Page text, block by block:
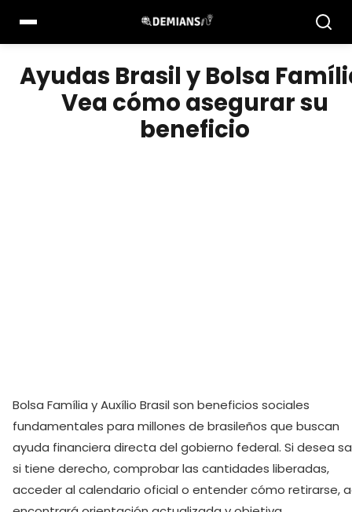
para
el
contenido
Ayudas Brasil y Bolsa
Vea cómo asegurar su
beneficio
Bolsa Família y Auxílio Brasil son beneficios sociales
fundamentales para millones de brasileños que buscan
ayuda financiera directa del gobierno federal. Si desea
si tiene derecho, comprobar las cantidades liberadas,
acceder al calendario oficial o entender cómo retirarse,